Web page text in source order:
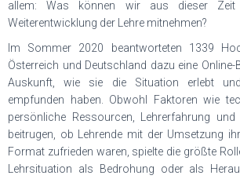
allem: Was können wir aus dieser
Weiterentwicklung der Lehre mitnehmen?
Im Sommer 2020 beantworteten 1339
Österreich und Deutschland dazu eine
Auskunft, wie sie die Situation erlebt
empfunden haben. Obwohl Faktoren wie
persönliche Ressourcen, Lehrerfahrung
beitrugen, ob Lehrende mit der Umsetzung
Format zufrieden waren, spielte die größte
Lehrsituation als Bedrohung oder als